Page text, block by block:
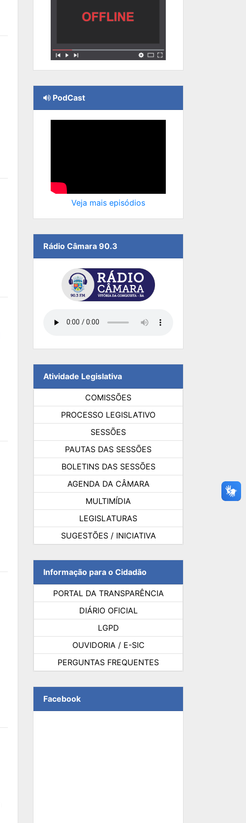
PodCast
Veja mais episódios
Rádio Câmara 90.3
Atividade Legislativa
COMISSÕES
PROCESSO LEGISLATIVO
SESSÕES
PAUTAS DAS SESSÕES
BOLETINS DAS SESSÕES
AGENDA DA CÂMARA
MULTIMÍDIA
LEGISLATURAS
SUGESTÕES / INICIATIVA
Informação para o Cidadão
PORTAL DA TRANSPARÊNCIA
DIÁRIO OFICIAL
LGPD
OUVIDORIA / E-SIC
PERGUNTAS FREQUENTES
Facebook